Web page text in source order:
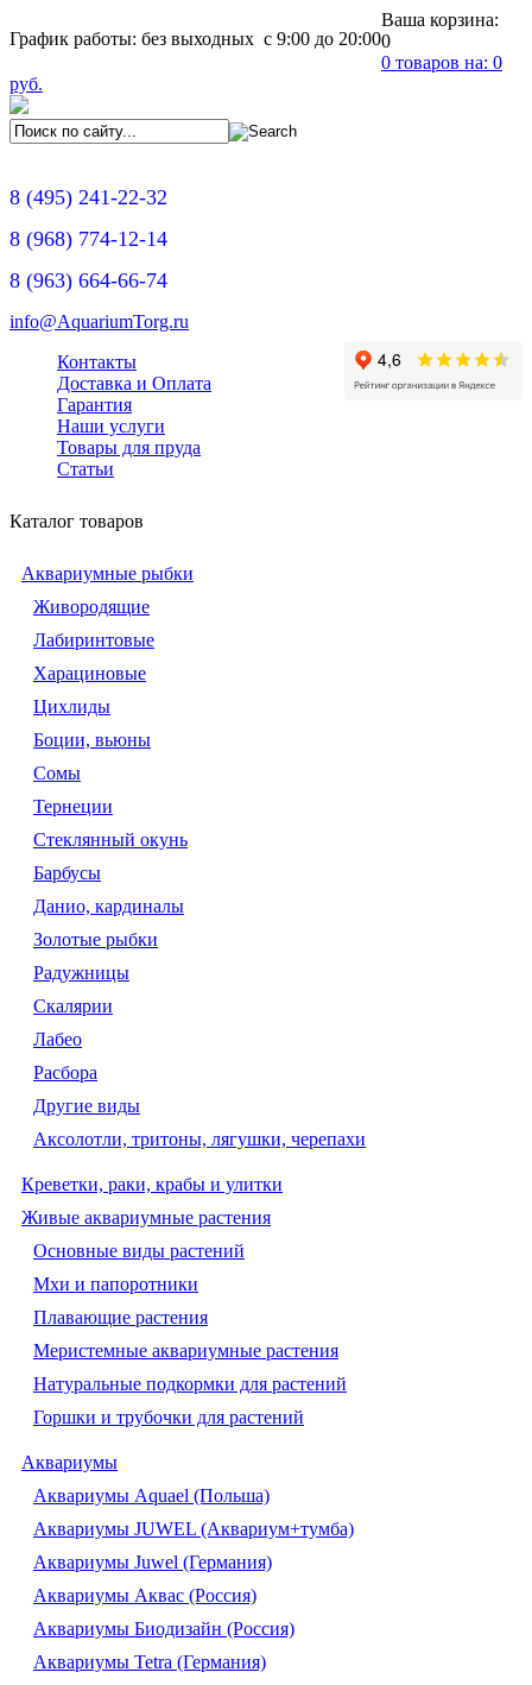
График работы: без выходных с 9:00 до 20:00
Ваша корзина:
0
0 товаров на: 0
руб.
8 (495) 241-22-32
8 (968) 774-12-14
8 (963) 664-66-74
info@AquariumTorg.ru
Контакты
Доставка и Оплата
Гарантия
Наши услуги
Товары для пруда
Статьи
Каталог товаров
Аквариумные рыбки
Живородящие
Лабиринтовые
Харациновые
Цихлиды
Боции, вьюны
Сомы
Тернеции
Стеклянный окунь
Барбусы
Данио, кардиналы
Золотые рыбки
Радужницы
Скалярии
Лабео
Расбора
Другие виды
Аксолотли, тритоны, лягушки, черепахи
Креветки, раки, крабы и улитки
Живые аквариумные растения
Основные виды растений
Мхи и папоротники
Плавающие растения
Меристемные аквариумные растения
Натуральные подкормки для растений
Горшки и трубочки для растений
Аквариумы
Аквариумы Aquael (Польша)
Аквариумы JUWEL (Аквариум+тумба)
Аквариумы Juwel (Германия)
Аквариумы Аквас (Россия)
Аквариумы Биодизайн (Россия)
Аквариумы Tetra (Германия)